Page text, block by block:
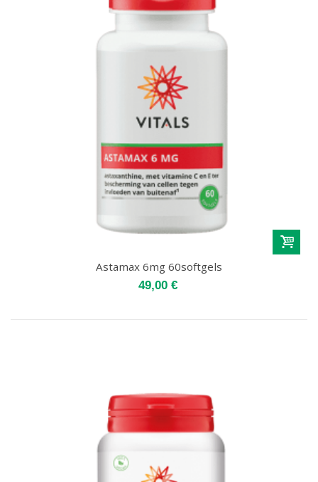
Astamax 6mg 60softgels
49,00 €